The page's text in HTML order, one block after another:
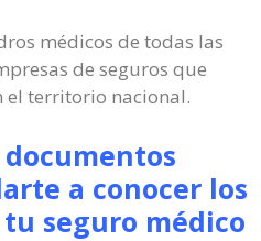
médicos de todas las
de seguros que
el territorio nacional.
a conocer los
seguro médico